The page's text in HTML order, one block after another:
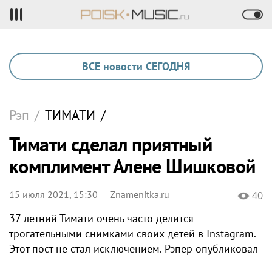
ВСЕ новости СЕГОДНЯ
Рэп / ТИМАТИ /
Тимати сделал приятный
комплимент Алене Шишковой
15 июля 2021, 15:30 Znamenitka.ru 40
37-летний Тимати очень часто делится
трогательными снимками своих детей в Instagram.
Этот пост не стал исключением. Рэпер опубликовал